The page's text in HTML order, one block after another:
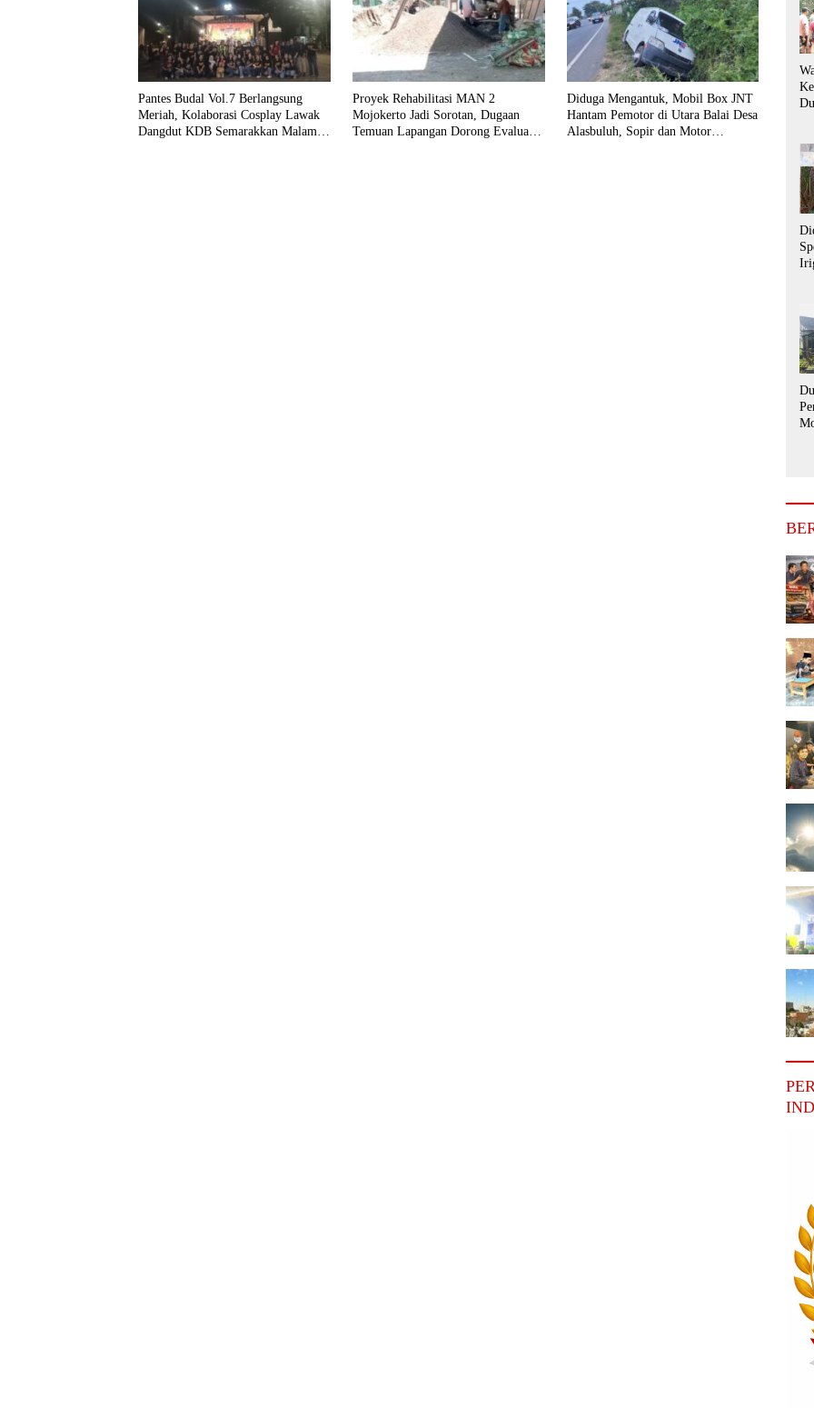
Pantes Budal Vol.7 Berlangsung
Meriah, Kolaborasi Cosplay Lawak
Dangdut KDB Semarakkan Malam
Proyek Rehabilitasi MAN 2
Mojokerto Jadi Sorotan, Dugaan
Temuan Lapangan Dorong Evaluasi
Diduga Mengantuk, Mobil Box JNT
Hantam Pemotor di Utara Balai Desa
Alasbuluh, Sopir dan Motor